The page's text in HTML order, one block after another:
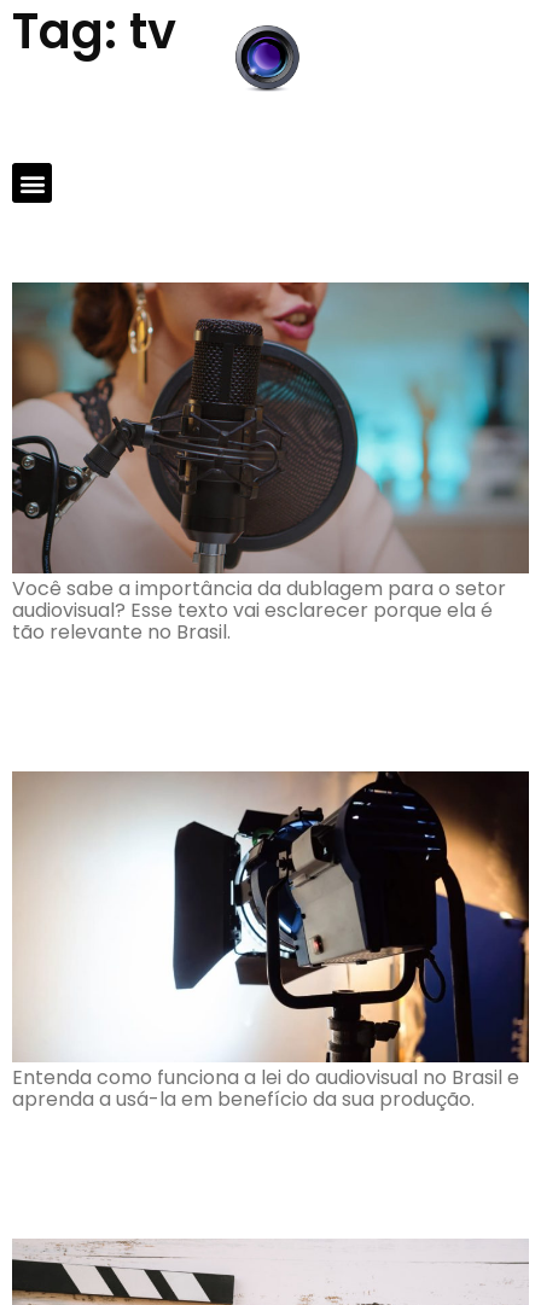
Tag: tv
Você sabia que a
dublagem brasileira é
considerada uma das
Você sabe a importância da dublagem para o setor
audiovisual? Esse texto vai esclarecer porque ela é
tão relevante no Brasil.
Entenda como funciona a lei do audiovisual no Brasil e
aprenda a usá-la em benefício da sua produção.